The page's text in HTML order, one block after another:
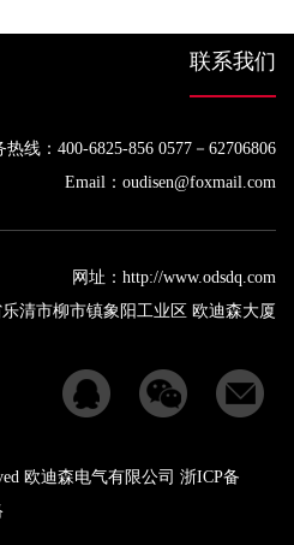
联系我们
热线：400-6825-856 0577－62706806
Email：oudisen@foxmail.com
网址：http://www.odsdq.com
清市柳市镇象阳工业区 欧迪森大厦
欧迪森电气有限公司 浙ICP备